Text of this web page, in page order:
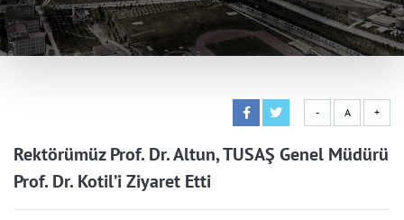
- A +
Rektörümüz Prof. Dr. Altun, TUSAŞ Genel Müdürü
Prof. Dr. Kotil’i Ziyaret Etti